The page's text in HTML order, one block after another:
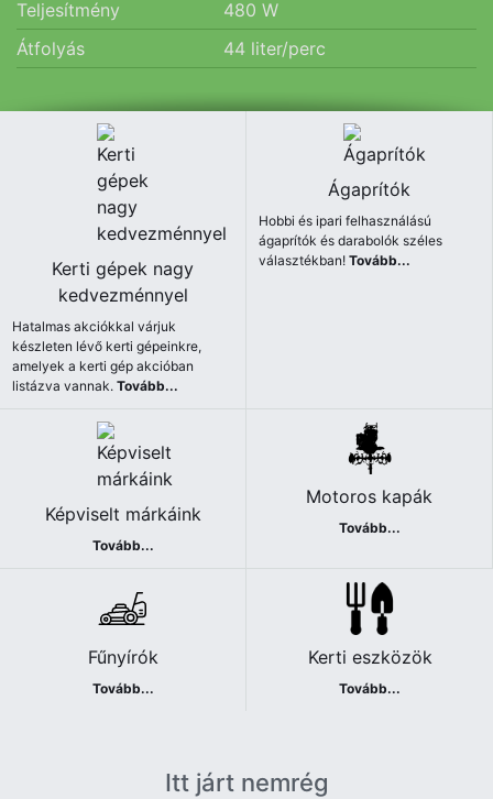
Teljesítmény 480W
Átfolyás
44 liter/perc
Kerti gépek nagy
kedvezménnyel
Hatalmas akciókkal várjuk
készleten lévő kerti gépeinkre,
amelyek a kerti gép akcióban
listázva vannak.Tovább...
Ágaprítók
Hobbi és ipari felhasználású
ágaprítók és darabolók széles
választékban!Tovább...
Képviselt márkáink
Tovább...
Motoros kapák
Tovább...
Fűnyírók
Tovább...
Kerti eszközök
Tovább...
Itt járt nemrég